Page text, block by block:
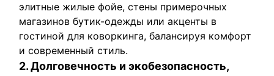
элитные жилые фойе, стены примерочных
магазинов бутик-одежды или акценты в
гостиной для коворкинга, балансируя комфорт
и современный стиль.
2. Долговечность и экобезопасность,